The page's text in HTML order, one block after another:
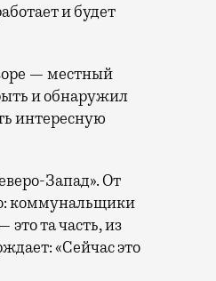
— местный
и обнаружил
интересную
Запад». От
коммунальщики
та часть, из
«Сейчас это